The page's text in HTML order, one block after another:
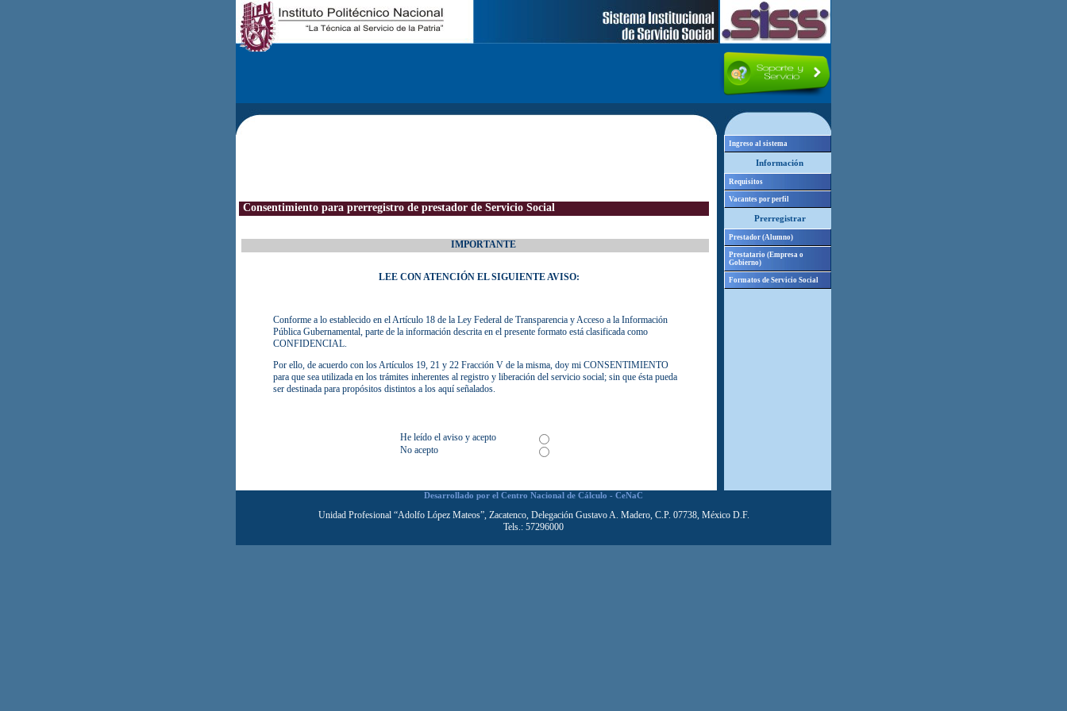
Ingreso al sistema
Información
Requisitos
Vacantes por perfil
Prerregistrar
Prestador (Alumno)
Prestatario (Empresa o
Gobierno)
Formatos de Servicio Social
Consentimiento para prerregistro de prestador de Servicio Social
IMPORTANTE
LEE CON ATENCIÓN EL SIGUIENTE AVISO:
Conforme a lo establecido en el Artículo 18 de la Ley Federal de Transparencia y Acceso a la Información
Pública Gubernamental, parte de la información descrita en el presente formato está clasificada como
CONFIDENCIAL.
Por ello, de acuerdo con los Artículos 19, 21 y 22 Fracción V de la misma, doy mi CONSENTIMIENTO
para que sea utilizada en los trámites inherentes al registro y liberación del servicio social; sin que ésta pueda
ser destinada para propósitos distintos a los aquí señalados.
He leído el aviso y acepto
No acepto
Desarrollado por el Centro Nacional de Cálculo - CeNaC
Unidad Profesional “Adolfo López Mateos”, Zacatenco, Delegación Gustavo A. Madero, C.P. 07738, México D.F.
Tels.: 57296000